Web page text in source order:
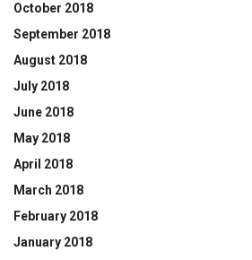
October 2018
September 2018
August 2018
July 2018
June 2018
May 2018
April 2018
March 2018
February 2018
January 2018